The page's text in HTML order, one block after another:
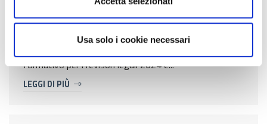
Usa solo i cookie necessari
Con l'informativa n.13/2024, Il Consiglio Nazionale ha
trasmesso la comunicazione relativa al Programma di
formazione dei revisori legali 2024. In particolare, si
formativo per i revisori legali 2024 è...
LEGGI DI PIÙ